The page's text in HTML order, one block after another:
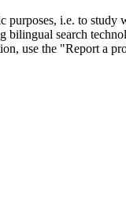
i.e. to study
bilingual search
use the "Report a